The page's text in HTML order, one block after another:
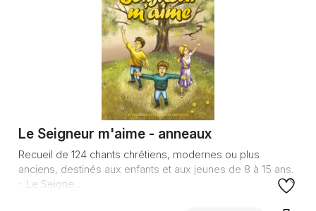
Le Seigneur m'aime - anneaux
Recueil de 124 chants chrétiens, modernes ou plus
anciens, destinés aux enfants et aux jeunes de 8 à 15 ans.
- Le Seigne...